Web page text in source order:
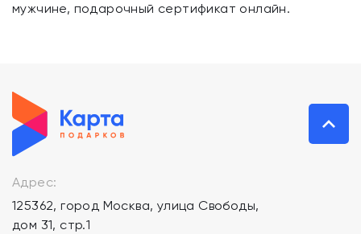
мужчине, подарочный сертификат онлайн.
Адрес:
125362, город Москва, улица Свободы,
дом 31, стр.1